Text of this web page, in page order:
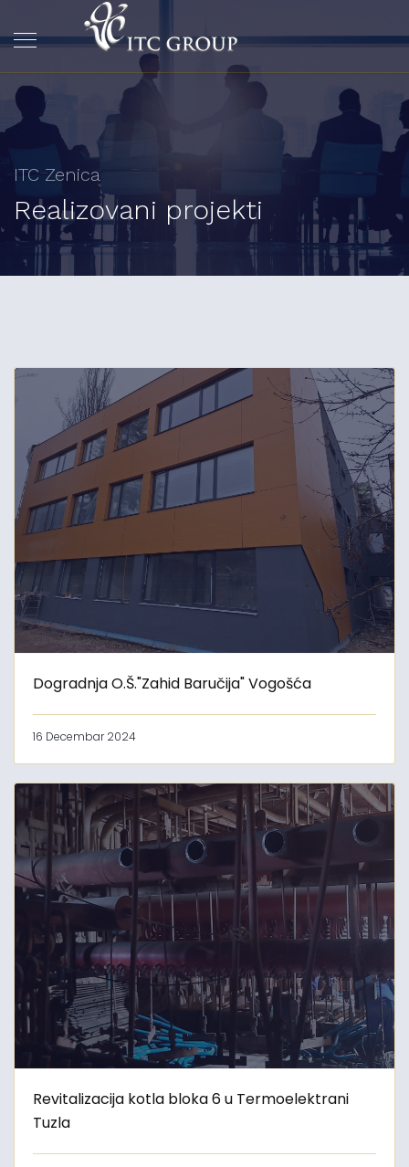
ITC Zenica
Realizovani projekti
Dogradnja O.Š."Zahid Baručija" Vogošća
16 Decembar 2024
Revitalizacija kotla bloka 6 u Termoelektrani
Tuzla